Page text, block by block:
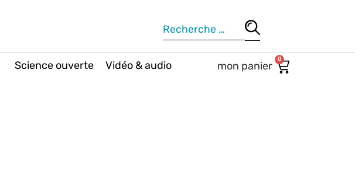
Science ouverte Vidéo & audio 0